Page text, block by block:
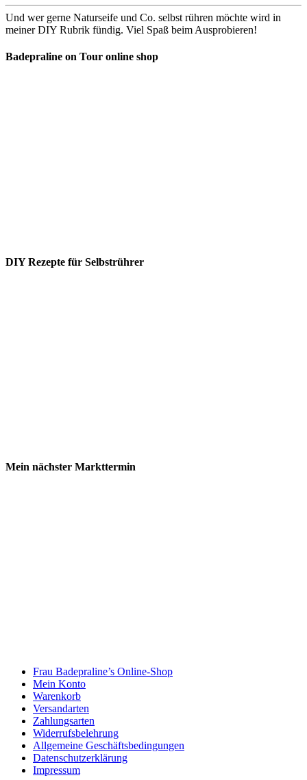
Und wer gerne Naturseife und Co. selbst rühren möchte wird in
meiner DIY Rubrik fündig. Viel Spaß beim Ausprobieren!
Badepraline on Tour online shop
DIY Rezepte für Selbstrührer
Mein nächster Markttermin
Frau Badepraline’s Online-Shop
Mein Konto
Warenkorb
Versandarten
Zahlungsarten
Widerrufsbelehrung
Allgemeine Geschäftsbedingungen
Datenschutzerklärung
Impressum